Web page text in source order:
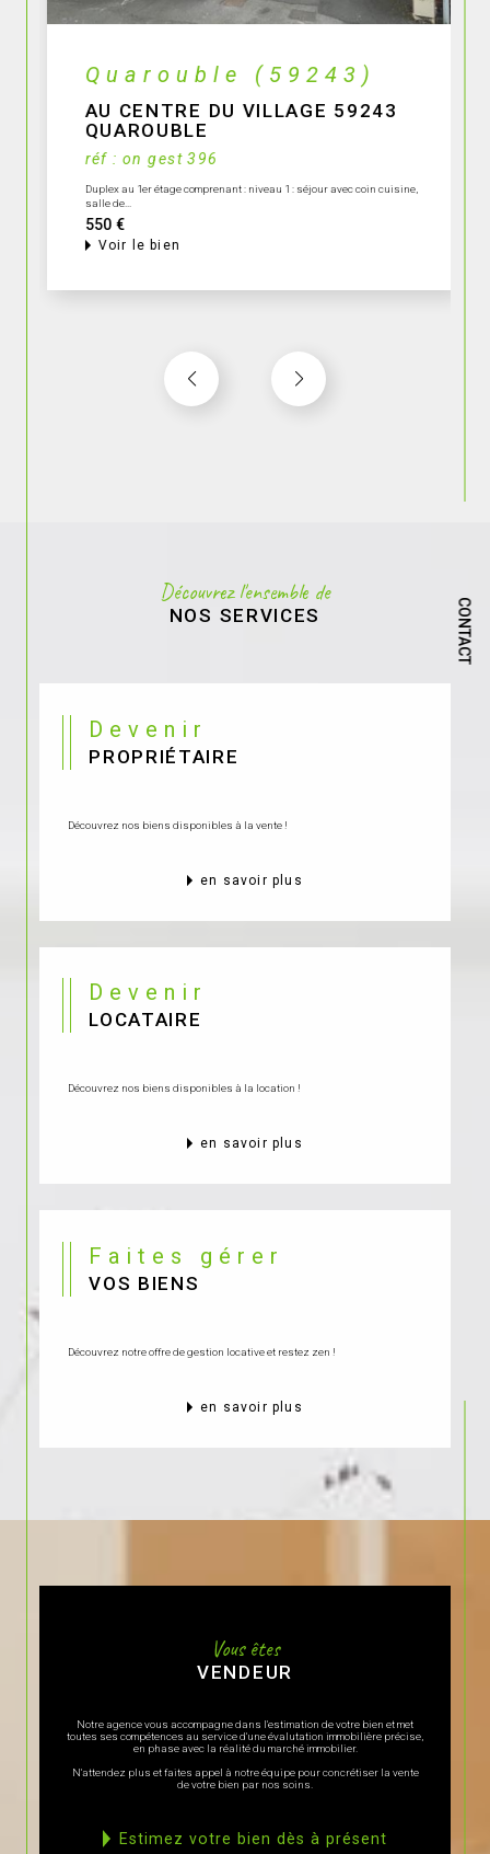
CONTACT
Quarouble (59243)
AU CENTRE DU VILLAGE 59243
QUAROUBLE
réf : on gest 396
Duplex au 1er étage comprenant : niveau 1 : séjour avec coin cuisine,
salle de...
550 €
Voir le bien
Découvrez l'ensemble de
NOS SERVICES
Devenir
PROPRIÉTAIRE
Découvrez nos biens disponibles à la vente !
en savoir plus
Devenir
LOCATAIRE
Découvrez nos biens disponibles à la location !
en savoir plus
Faites gérer
VOS BIENS
Découvrez notre offre de gestion locative et restez zen !
en savoir plus
Vous êtes
VENDEUR
Notre agence vous accompagne dans l'estimation de votre bien et met
toutes ses compétences au service d'une évalutation immobilière précise,
en phase avec la réalité du marché immobilier.
N'attendez plus et faites appel à notre équipe pour concrétiser la vente
de votre bien par nos soins.
estimez votre bien dès à présent